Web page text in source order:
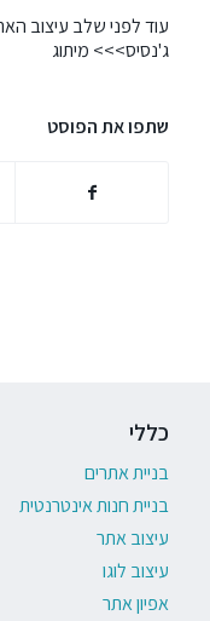
עוד לפני שלב עיצוב
ג'נסיס>>> מיתוג
שתפו את הפוסט
כללי
בניית אתרים
בניית חנות אינטרנטית
עיצוב אתר
עיצוב לוגו
אפיון אתר